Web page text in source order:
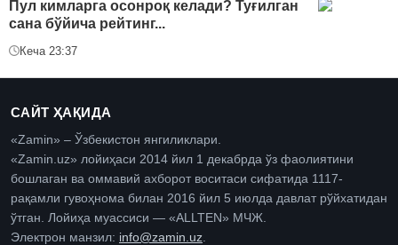
Пул кимларга осонроқ келади? Туғилган
сана бўйича рейтинг...
Кеча 23:37
САЙТ ҲАҚИДА
«Zamin» – Ўзбекистон янгиликлари.
«Zamin.uz» лойиҳаси 2014 йил 1 декабрда ўз фаолиятини
бошлаган ва оммавий ахборот воситаси сифатида 1117-
рақамли гувоҳнома билан 2016 йил 5 июлда давлат рўйхатидан
ўтган. Лойиҳа муассиси — «ALLTEN» МЧЖ.
Электрон манзил: info@zamin.uz